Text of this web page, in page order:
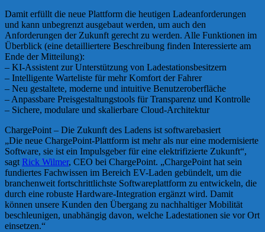
Damit erfüllt die neue Plattform die heutigen Ladeanforderungen
und kann unbegrenzt ausgebaut werden, um auch den
Anforderungen der Zukunft gerecht zu werden. Alle Funktionen im
Überblick (eine detailliertere Beschreibung finden Interessierte am
Ende der Mitteilung):
– KI-Assistent zur Unterstützung von Ladestationsbesitzern
– Intelligente Warteliste für mehr Komfort der Fahrer
– Neu gestaltete, moderne und intuitive Benutzeroberfläche
– Anpassbare Preisgestaltungstools für Transparenz und Kontrolle
– Sichere, modulare und skalierbare Cloud-Architektur
ChargePoint – Die Zukunft des Ladens ist softwarebasiert
„Die neue ChargePoint-Plattform ist mehr als nur eine modernisierte
Software, sie ist ein Impulsgeber für eine elektrifizierte Zukunft“,
sagtRick Wilmer, CEO bei ChargePoint. „ChargePoint hat sein
fundiertes Fachwissen im Bereich EV-Laden gebündelt, um die
branchenweit fortschrittlichste Softwareplattform zu entwickeln, die
durch eine robuste Hardware-Integration ergänzt wird. Damit
können unsere Kunden den Übergang zu nachhaltiger Mobilität
beschleunigen, unabhängig davon, welche Ladestationen sie vor Ort
einsetzen.“